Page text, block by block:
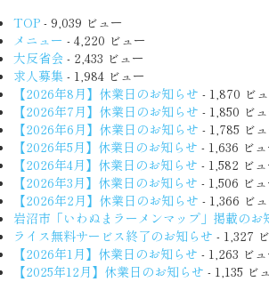
TOP - 9,039 ビュー
メニュー - 4,220 ビュー
大反省会 - 2,433 ビュー
求人募集 - 1,984 ビュー
【2026年8月】休業日のお知らせ - 1,870 ビ
【2026年7月】休業日のお知らせ - 1,850 ビ
【2026年6月】休業日のお知らせ - 1,785 ビ
【2026年5月】休業日のお知らせ - 1,636 ビュ
【2026年4月】休業日のお知らせ - 1,582 ビュ
【2026年3月】休業日のお知らせ - 1,506 ビュ
【2026年2月】休業日のお知らせ - 1,366 ビ
岩沼市「いわぬまラーメンマップ」掲載のお
ライス無料サービス終了のお知らせ - 1,327
【2026年1月】休業日のお知らせ - 1,263 ビュ
【2025年12月】休業日のお知らせ - 1,135 ビ